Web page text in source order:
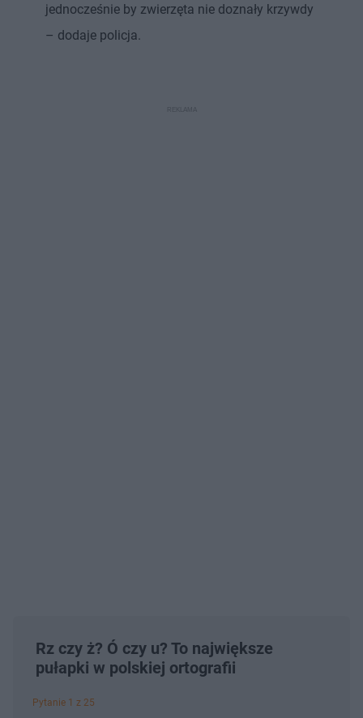
jednocześnie by zwierzęta nie doznały krzywdy
– dodaje policja.
Rz czy ż? Ó czy u? To największe
pułapki w polskiej ortografii
Pytanie 1 z 25